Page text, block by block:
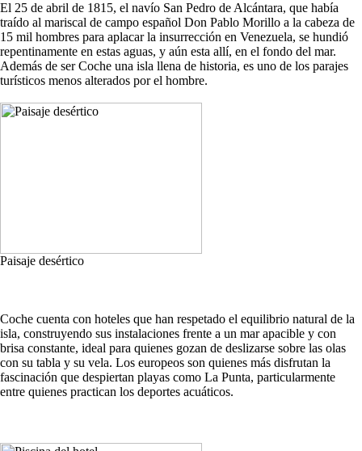
El 25 de abril de 1815, el navío San Pedro de Alcántara, que había
traído al mariscal de campo español Don Pablo Morillo a la cabeza de
15 mil hombres para aplacar la insurrección en Venezuela, se hundió
repentinamente en estas aguas, y aún esta allí, en el fondo del mar.
Además de ser Coche una isla llena de historia, es uno de los parajes
turísticos menos alterados por el hombre.
Paisaje desértico
Coche cuenta con hoteles que han respetado el equilibrio natural de la
isla, construyendo sus instalaciones frente a un mar apacible y con
brisa constante, ideal para quienes gozan de deslizarse sobre las olas
con su tabla y su vela. Los europeos son quienes más disfrutan la
fascinación que despiertan playas como La Punta, particularmente
entre quienes practican los deportes acuáticos.